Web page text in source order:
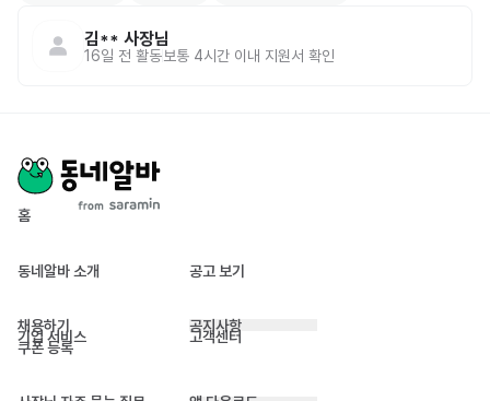
김** 사장님
16일 전 활동 보통 4시간 이내 지원서 확인
홈
동네알바 소개 공고 보기
채용하기
기업 서비스
쿠폰 등록
공지사항
고객센터